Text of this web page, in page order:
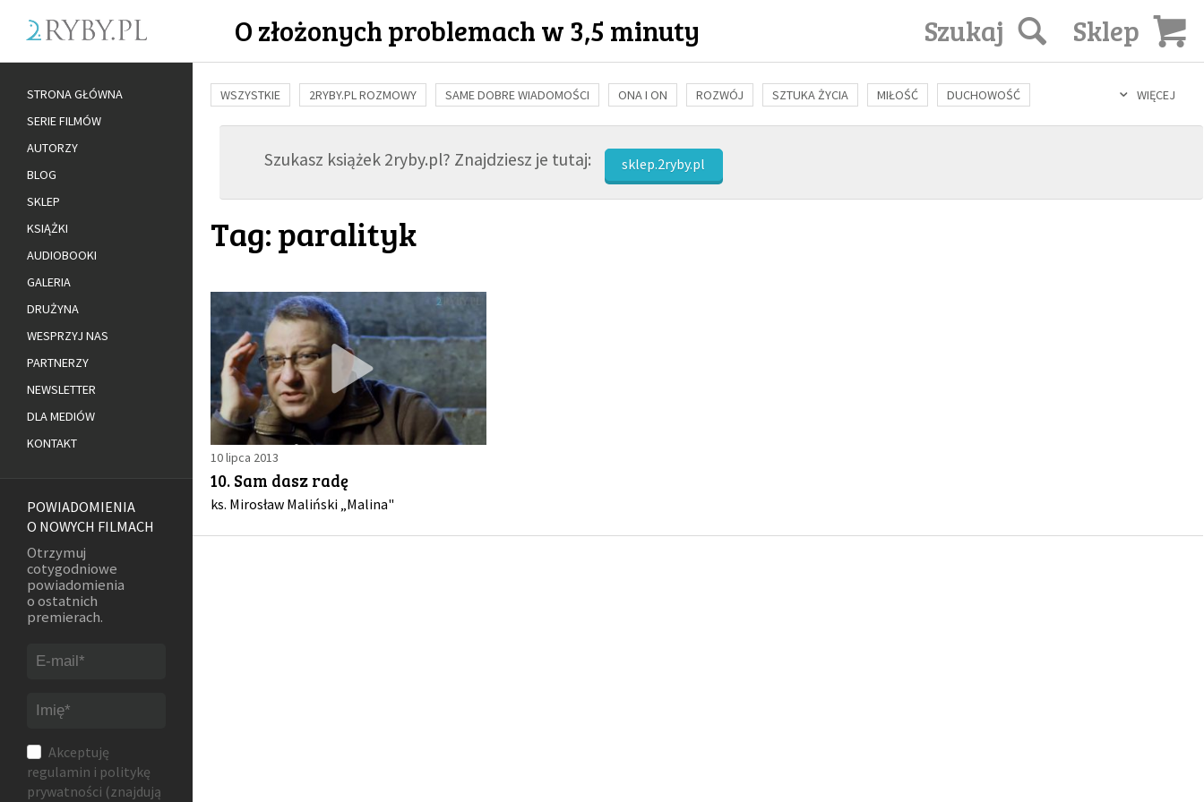
O złożonych problemach w 3,5 minuty Sklep
Szukaj
WIĘCEJ
WSZYSTKIE 2RYBY.PL ROZMOWY SAME DOBRE WIADOMOŚCI ONA I ON ROZWÓJ SZTUKA ŻYCIA MIŁOŚĆ DUCHOWOŚĆ
BUDOWANIE WIĘZI RODZINA NAUKA BIBLIA KOBIETA MĘŻCZYZNA RELIGIE FILOZOFIA KULTURA ŚWIĘCI SEKS IN VITRO
ADOPCJASzukasz książek 2ryby.pl? Znajdziesz je tutaj: sklep.2ryby.pl
Tag: paralityk
10 lipca 2013
10. Sam dasz radę
ks. Mirosław Maliński „Malina"
STRONA GŁÓWNA
SERIE FILMÓW
AUTORZY
BLOG
SKLEP
KSIĄŻKI
AUDIOBOOKI
GALERIA
DRUŻYNA
WESPRZYJ NAS
PARTNERZY
NEWSLETTER
DLA MEDIÓW
KONTAKT
POWIADOMIENIA
O NOWYCH FILMACH
Otrzymuj
cotygodniowe
powiadomienia
o ostatnich
premierach.
Akceptuję
regulamin i politykę
prywatności (znajdują